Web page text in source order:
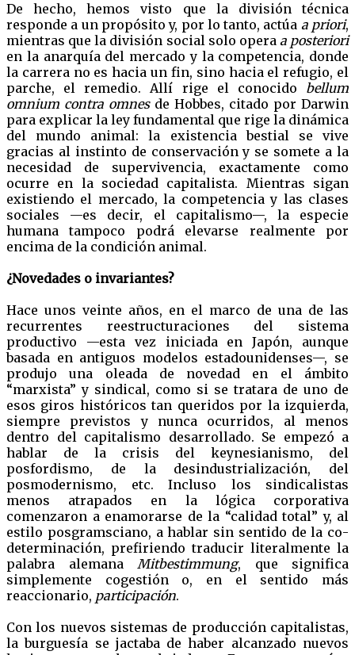
De hecho, hemos visto que la división técnica
responde a un propósito y, por lo tanto, actúa a priori,
mientras que la división social solo opera a posteriori
en la anarquía del mercado y la competencia, donde
la carrera no es hacia un fin, sino hacia el refugio, el
parche, el remedio. Allí rige el conocido bellum
omnium contra omnesde Hobbes, citado por Darwin
para explicar la ley fundamental que rige la dinámica
del mundo animal: la existencia bestial se vive
gracias al instinto de conservación y se somete a la
necesidad de supervivencia, exactamente como
ocurre en la sociedad capitalista. Mientras sigan
existiendo el mercado, la competencia y las clases
sociales —es decir, el capitalismo—, la especie
humana tampoco podrá elevarse realmente por
encima de la condición animal.
¿Novedades o invariantes?
Hace unos veinte años, en el marco de una de las
recurrentes reestructuraciones del sistema
productivo —esta vez iniciada en Japón, aunque
basada en antiguos modelos estadounidenses—, se
produjo una oleada de novedad en el ámbito
“marxista” y sindical, como si se tratara de uno de
esos giros históricos tan queridos por la izquierda,
siempre previstos y nunca ocurridos, al menos
dentro del capitalismo desarrollado. Se empezó a
hablar de la crisis del keynesianismo, del
posfordismo, de la desindustrialización, del
posmodernismo, etc. Incluso los sindicalistas
menos atrapados en la lógica corporativa
comenzaron a enamorarse de la “calidad total” y, al
estilo posgramsciano, a hablar sin sentido de la co-
determinación, prefiriendo traducir literalmente la
palabra alemana Mitbestimmung, que significa
simplemente cogestión o, en el sentido más
reaccionario, participación.
Con los nuevos sistemas de producción capitalistas,
la burguesía se jactaba de haber alcanzado nuevos